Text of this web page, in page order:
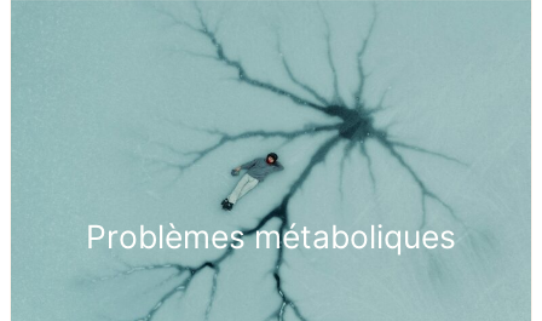
Problèmes métaboliques